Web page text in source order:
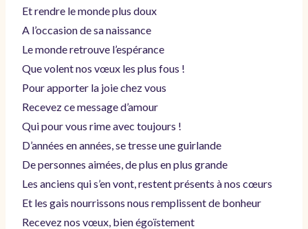
Et rendre le monde plus doux
A l’occasion de sa naissance
Le monde retrouve l’espérance
Que volent nos vœux les plus fous !
Pour apporter la joie chez vous
Recevez ce message d’amour
Qui pour vous rime avec toujours !
D’années en années, se tresse une guirlande
De personnes aimées, de plus en plus grande
Les anciens qui s’en vont, restent présents à nos cœurs
Et les gais nourrissons nous remplissent de bonheur
Recevez nos vœux, bien égoïstement